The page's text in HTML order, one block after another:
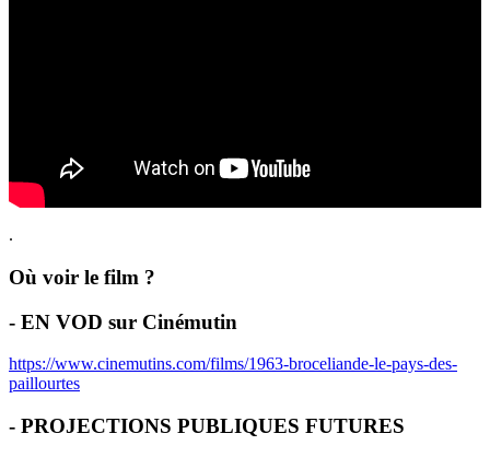
.
Où voir le film ?
- EN VOD sur Cinémutin
https://www.cinemutins.com/films/1963-broceliande-le-pays-des-
paillourtes
- PROJECTIONS PUBLIQUES FUTURES